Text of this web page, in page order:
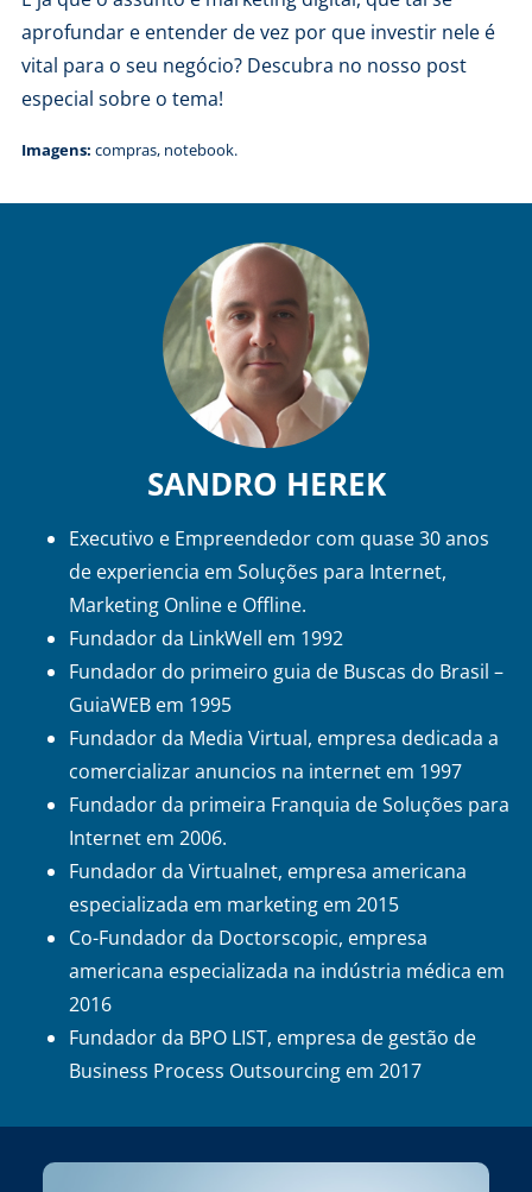
aprofundar e entender de vez por que investir nele é
vital para o seu negócio? Descubra no nosso post
especial sobre o tema!
Imagens: compras, notebook.
SANDRO HEREK
Executivo e Empreendedor com quase 30 anos
de experiencia em Soluções para Internet,
Marketing Online e Offline.
Fundador da LinkWell em 1992
Fundador do primeiro guia de Buscas do Brasil –
GuiaWEB em 1995
Fundador da Media Virtual, empresa dedicada a
comercializar anuncios na internet em 1997
Fundador da primeira Franquia de Soluções para
Internet em 2006.
Fundador da Virtualnet, empresa americana
especializada em marketing em 2015
Co-Fundador da Doctorscopic, empresa
americana especializada na indústria médica em
2016
Fundador da BPO LIST, empresa de gestão de
Business Process Outsourcing em 2017